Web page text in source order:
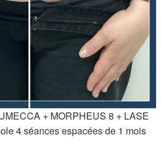
+ MORPHEUS 8 + LASE
4 séances espacées de 1 mois